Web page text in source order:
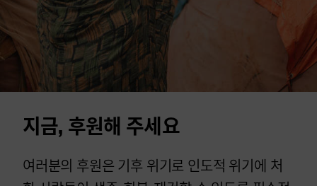
지금, 후원해 주세요
여러분의 후원은 기후 위기로 인도적 위기에 처